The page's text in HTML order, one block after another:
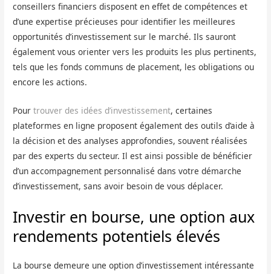
conseillers financiers disposent en effet de compétences et
d’une expertise précieuses pour identifier les meilleures
opportunités d’investissement sur le marché. Ils sauront
également vous orienter vers les produits les plus pertinents,
tels que les fonds communs de placement, les obligations ou
encore les actions.
Pourtrouver des idées d’investissement, certaines
plateformes en ligne proposent également des outils d’aide à
la décision et des analyses approfondies, souvent réalisées
par des experts du secteur. Il est ainsi possible de bénéficier
d’un accompagnement personnalisé dans votre démarche
d’investissement, sans avoir besoin de vous déplacer.
Investir en bourse, une option aux
rendements potentiels élevés
La bourse demeure une option d’investissement intéressante